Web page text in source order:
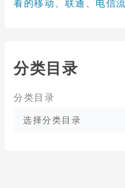
看的移动、联通、电信
分类目录
分类目录